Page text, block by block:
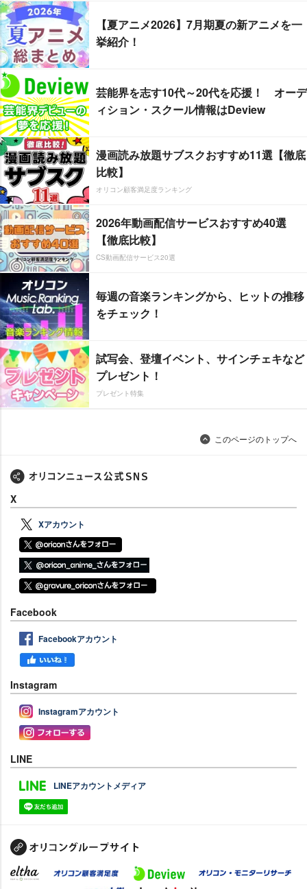
【夏アニメ2026】7月期夏の新アニメを一
挙紹介！
芸能界を志す10代～20代を応援！ オーデ
ィション・スクール情報はDeview
漫画読み放題サブスクおすすめ11選【徹底
比較】
オリコン顧客満足度ランキング
2026年動画配信サービスおすすめ40選
【徹底比較】
CS動画配信サービス20選
毎週の音楽ランキングから、ヒットの推移
をチェック！
試写会、登壇イベント、サインチェキなど
プレゼント！
プレゼント特集
このページのトップへ
X
Xアカウント
Facebook
Facebookアカウント
Instagram
Instagramアカウント
LINE
LINEアカウントメディア